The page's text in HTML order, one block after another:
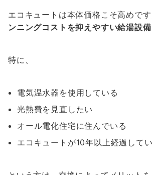
エコキュートは本体価格こそ高めです
ンニングコストを抑えやすい給湯設備
特に、
電気温水器を使用している
光熱費を見直したい
オール電化住宅に住んでいる
エコキュートが10年以上経過して